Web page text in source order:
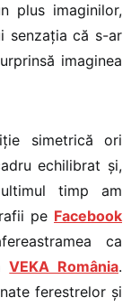
plus imaginilor,
senzația că s-ar
imaginea
simetrică ori
echilibrat și,
timp am
pe Facebook
ca
VEKA România.
ferestrelor și